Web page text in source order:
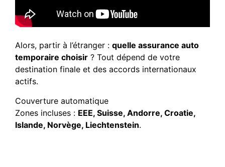
Alors, partir à l’étranger : quelle assurance auto
temporaire choisir ? Tout dépend de votre
destination finale et des accords internationaux
actifs.
Couverture automatique
Zones incluses : EEE, Suisse, Andorre, Croatie,
Islande, Norvège, Liechtenstein.